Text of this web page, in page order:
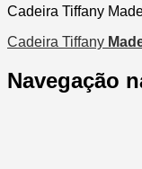
Cadeira Tiffany
Cadeira Tiffany
Navegação